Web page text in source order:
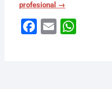
profesional →
F E W